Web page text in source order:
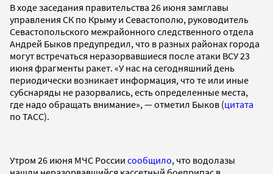
В ходе заседания правительства 26 июня замглавы
управления СК по Крыму и Севастополю, руководитель
Севастопольского межрайонного следственного отдела
Андрей Быков предупредил, что в разных районах города
могут встречаться неразорвавшиеся после атаки ВСУ 23
июня фрагменты ракет. «У нас на сегодняшний день
периодически возникает информация, что те или иные
субснаряды не разорвались, есть определенные места,
где надо обращать внимание», — отметил Быков (цитата
по ТАСС).
Утром 26 июня МЧС России сообщило, что водолазы